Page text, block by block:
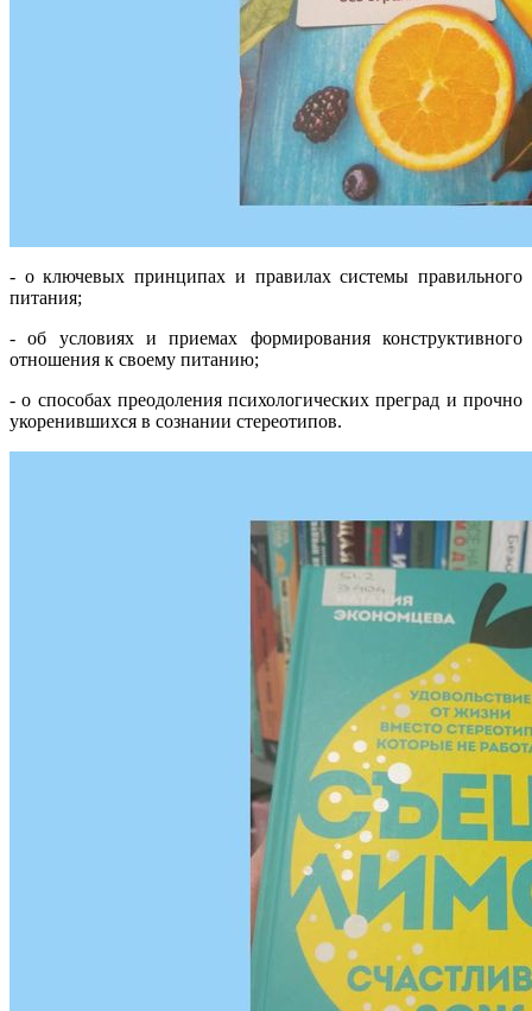
- о ключевых принципах и правилах системы правильного
питания;
- об условиях и приемах формирования конструктивного
отношения к своему питанию;
- о способах преодоления психологических преград и прочно
укоренившихся в сознании стереотипов.